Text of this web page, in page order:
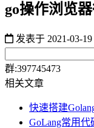
go操作浏览
发表于 2021-03-19
群:397745473
相关文章
快速搭建
GoLang常用代